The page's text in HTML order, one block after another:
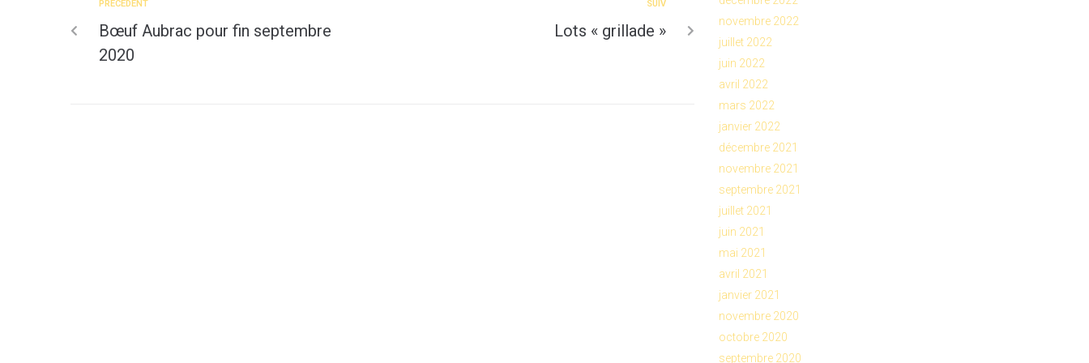
PRÉCÉDENT
Bœuf Aubrac pour fin septembre
2020
SUIV
Lots « grillade »
novembre 2022
juillet 2022
juin 2022
avril 2022
mars 2022
janvier 2022
décembre 2021
novembre 2021
septembre 2021
juillet 2021
juin 2021
mai 2021
avril 2021
janvier 2021
novembre 2020
octobre 2020
septembre 2020